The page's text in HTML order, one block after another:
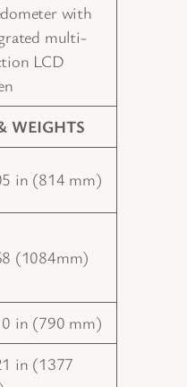
with
multi-
LCD
WEIGHTS
in (814 mm)
(1084mm)
in (790 mm)
in (1377